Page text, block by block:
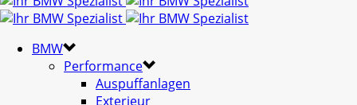
BMW
Performance
Auspuffanlagen
Exterieur